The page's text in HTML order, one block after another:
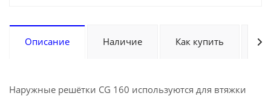
Описание Наличие Как купить
Наружные решётки CG 160 используются для втяжки